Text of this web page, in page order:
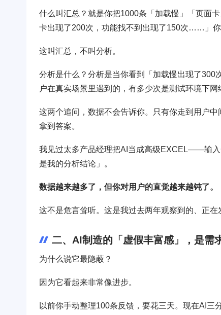
什么叫汇总？就是你把1000条「加载慢」「页面
卡出现了200次，功能找不到出现了150次……」你
这叫汇总，不叫分析。
分析是什么？分析是当你看到「加载慢出现了300
户在真实场景里遇到的，有多少次是测试环境下
这两个追问，数据不会告诉你。只有你走到用户
拿到答案。
我见过太多产品经理把AI当成高级EXCEL——输
是我的分析结论」。
数据越来越多了，但你对用户的直觉越来越钝了。
这不是危言耸听。这是我过去两年观察到的、正在
二、AI制造的「虚假丰富感」，是需
为什么说它最隐蔽？
因为它看起来非常像进步。
以前你手动整理100条反馈，要花三天。现在AI